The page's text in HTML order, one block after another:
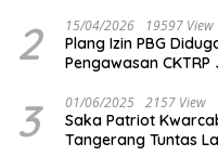
2 15/04/2026 19597 View
Plang Izin PBG
Pengawasan
3 01/06/2025 2157 View
Saka Patriot
Tangerang Tuntas